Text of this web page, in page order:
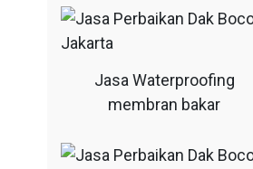
Jasa Waterproofing
membran bakar